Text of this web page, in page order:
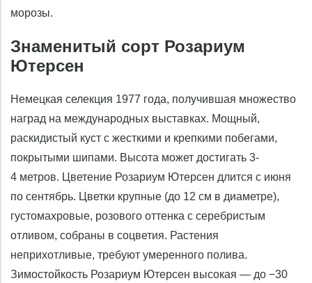
морозы.
Знаменитый сорт Розариум
Ютерсен
Немецкая селекция 1977 года, получившая множество
наград на международных выставках. Мощный,
раскидистый куст с жесткими и крепкими побегами,
покрытыми шипами. Высота может достигать 3-
4 метров. Цветение Розариум Ютерсен длится с июня
по сентябрь. Цветки крупные (до 12 см в диаметре),
густомахровые, розового оттенка с серебристым
отливом, собраны в соцветия. Растения
неприхотливые, требуют умеренного полива.
Зимостойкость Розариум Ютерсен высокая — до −30